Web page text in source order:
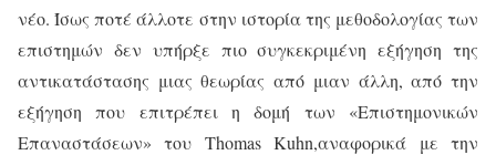
νέο. Ίσως ποτέ άλλοτε στην ιστορία της μεθοδολογίας των
επιστημών δεν υπήρξε πιο συγκεκριμένη εξήγηση της
αντικατάστασης μιας θεωρίας από μιαν άλλη, από την
εξήγηση που επιτρέπει η δομή των «Επιστημονικών
Επαναστάσεων» του Thomas Kuhn,αναφορικά με την